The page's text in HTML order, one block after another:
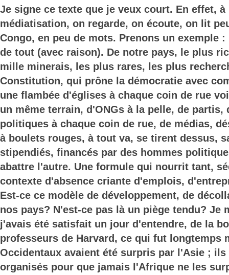
Je signe ce texte que je veux court. En effet, à
médiatisation, on regarde, on écoute, on lit
Congo, en peu de mots. Prenons un exemple
de tout (avec raison). De notre pays, le plus
mille minerais, les plus rares, les plus
Constitution, qui prône la démocratie avec
une flambée d'églises à chaque coin de rue
un même terrain, d'ONGs à la pelle, de partis,
politiques à chaque coin de rue, de médias,
à boulets rouges, à tout va, se tirent dessus,
stipendiés, financés par des hommes
abattre l'autre. Une formule qui nourrit tant,
contexte d'absence criante d'emplois,
Est-ce ce modèle de développement, de
nos pays? N'est-ce pas là un piège tendu? Je
j'avais été satisfait un jour d'entendre, de la
professeurs de Harvard, ce qui fut longtemps
Occidentaux avaient été surpris par l'Asie ; ils
organisés pour que jamais l'Afrique ne les